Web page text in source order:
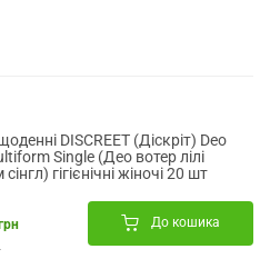
DISCREET (Діскріт) Deo
Single (Део вотер лілі
гігієнічні жіночі 20 шт
До кошика